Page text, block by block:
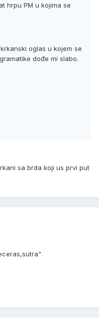
hrpu PM u kojima se
oglas u kojem se
dođe mi slabo.
sa brda koji us prvi put